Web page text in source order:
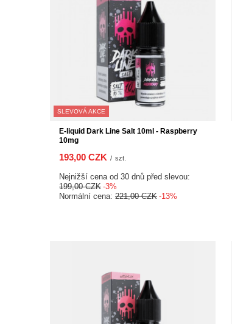
SLEVOVÁ AKCE
E-liquid Dark Line Salt 10ml - Raspberry
10mg
193,00 CZK / szt.
Nejnižší cena od 30 dnů před slevou:
199,00 CZK -3%
Normální cena: 221,00 CZK -13%